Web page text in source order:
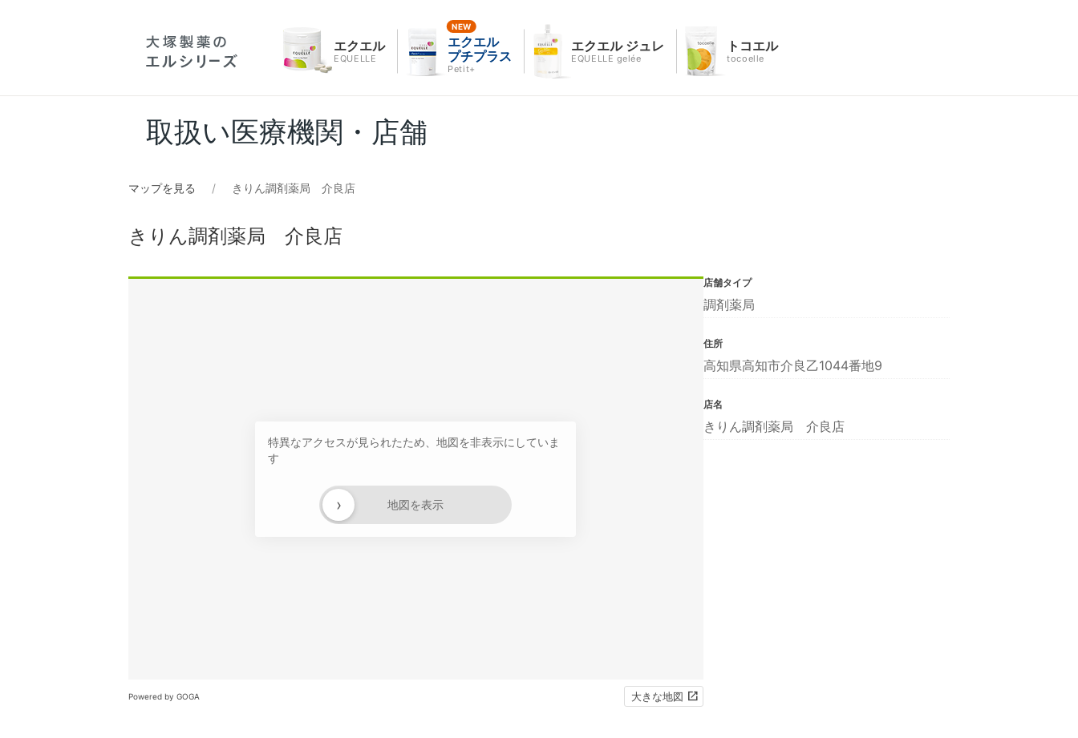
エクエル
EQUELLE
エクエル
プチプラス
Petit+
エクエル ジュレ
EQUELLE gelée
トコエル
tocoelle
取扱い医療機関・店舗
マップを見る きりん調剤薬局 介良店
きりん調剤薬局 介良店
特異なアクセスが見られたため、地図を非表示にしていま
す
地図を表示
›
Powered by GOGA 大きな地図
店舗タイプ
調剤薬局
住所
高知県高知市介良乙1044番地9
店名
きりん調剤薬局 介良店